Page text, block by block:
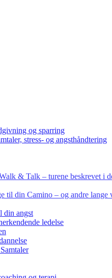
og sparring
stress- og angsthåndtering
& Talk – turene beskrevet i
din Camino – og andre lange
din angst
ledelse